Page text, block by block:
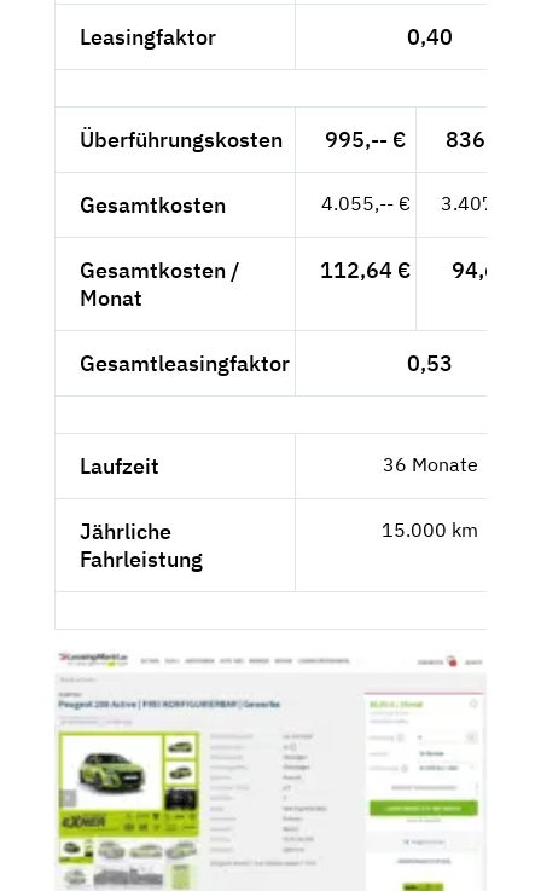
Leasingfaktor 0,40
Überführungskosten 995,-- € 836,13 €
Gesamtkosten 4.055,-- € 3.407,56 €
Gesamtkosten /
Monat
112,64 € 94,65 €
Gesamtleasingfaktor 0,53
Laufzeit 36 Monate
Jährliche
Fahrleistung
15.000 km